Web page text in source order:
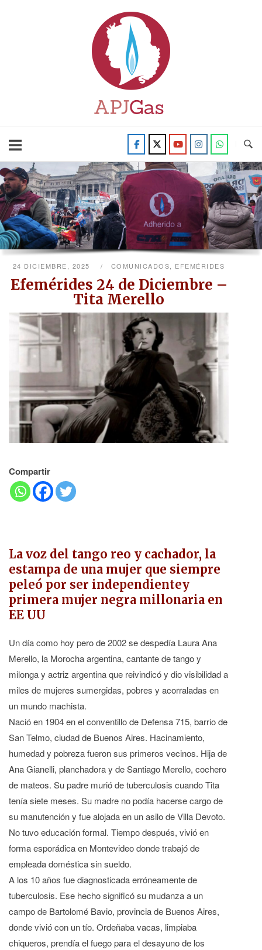
24 DICIEMBRE, 2025 COMUNICADOS, EFEMÉRIDES
Efemérides 24 de Diciembre –
Tita Merello
Compartir
La voz del tango reo y cachador, la
estampa de una mujer que siempre
peleó por ser independientey
primera mujer negra millonaria en
EE UU
Un día como hoy pero de 2002 se despedía Laura Ana
Merello, la Morocha argentina, cantante de tango y
milonga y actriz argentina que reivindicó y dio visibilidad a
miles de mujeres sumergidas, pobres y acorraladas en
un mundo machista.
Nació en 1904 en el conventillo de Defensa 715, barrio de
San Telmo, ciudad de Buenos Aires. Hacinamiento,
humedad y pobreza fueron sus primeros vecinos. Hija de
Ana Gianelli, planchadora y de Santiago Merello, cochero
de mateos. Su padre murió de tuberculosis cuando Tita
tenía siete meses. Su madre no podía hacerse cargo de
su manutención y fue alojada en un asilo de Villa Devoto.
No tuvo educación formal. Tiempo después, vivió en
forma esporádica en Montevideo donde trabajó de
empleada doméstica sin sueldo.
A los 10 años fue diagnosticada erróneamente de
tuberculosis. Ese hecho significó su mudanza a un
campo de Bartolomé Bavio, provincia de Buenos Aires,
donde vivió con un tío. Ordeñaba vacas, limpiaba
chiqueros, prendía el fuego para el desayuno de los